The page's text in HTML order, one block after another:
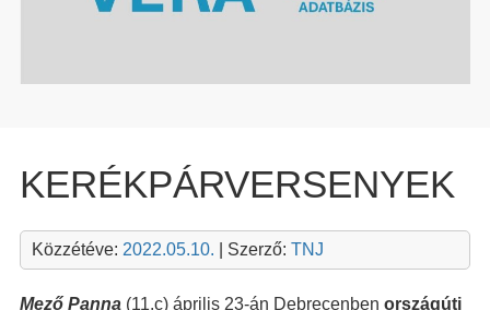
KERÉKPÁRVERSENYEK
Közzétéve: 2022.05.10. | Szerző: TNJ
Mező Panna(11.c) április 23-án Debrecenben országúti